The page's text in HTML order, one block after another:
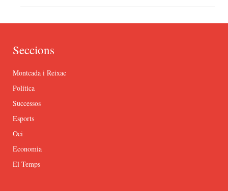
Seccions
Montcada i Reixac
Política
Successos
Esports
Oci
Economia
El Temps